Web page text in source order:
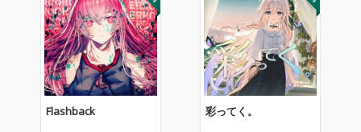
Flashback 彩ってく。